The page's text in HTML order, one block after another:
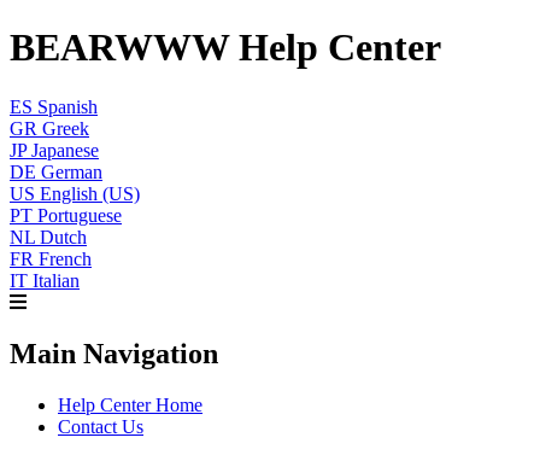
BEARWWW Help Center
ES Spanish
GR Greek
JP Japanese
DE German
US English (US)
PT Portuguese
NL Dutch
FR French
IT Italian
Main Navigation
Help Center Home
Contact Us